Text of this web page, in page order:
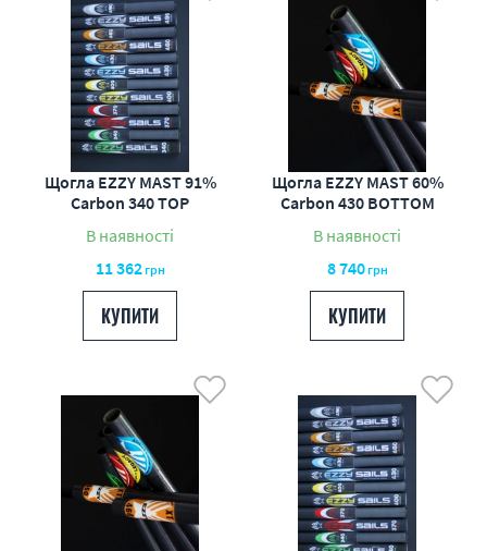
Щогла EZZY MAST 91%
Carbon 340 TOP
В наявності
11 362грн
КУПИТИ
Щогла EZZY MAST 60%
Carbon 430 BOTTOM
В наявності
8 740грн
КУПИТИ